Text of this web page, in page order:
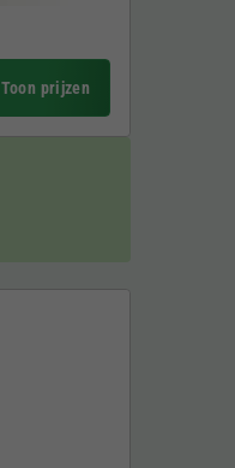
Toon prijzen